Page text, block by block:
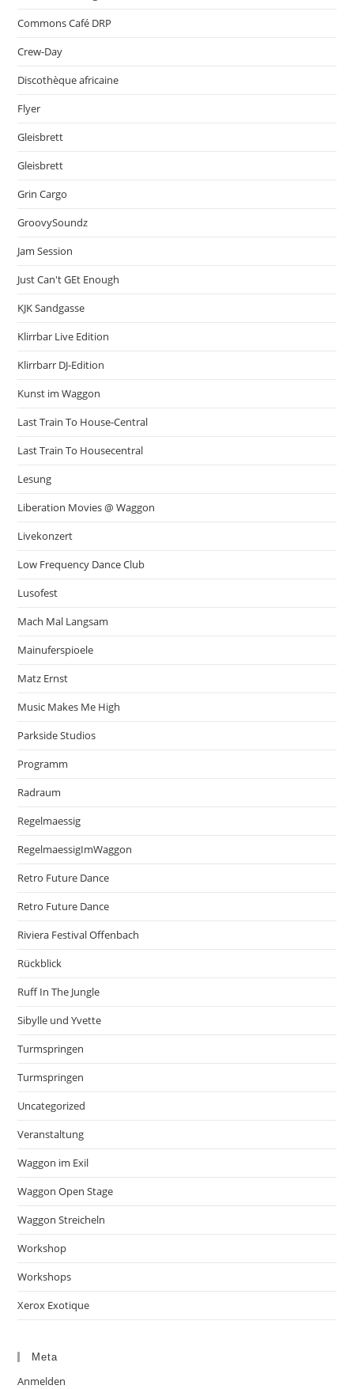
Commons Café DRP
Crew-Day
Discothèque africaine
Flyer
Gleisbrett
Gleisbrett
Grin Cargo
GroovySoundz
Jam Session
Just Can't GEt Enough
KJK Sandgasse
Klirrbar Live Edition
Klirrbarr DJ-Edition
Kunst im Waggon
Last Train To House-Central
Last Train To Housecentral
Lesung
Liberation Movies @ Waggon
Livekonzert
Low Frequency Dance Club
Lusofest
Mach Mal Langsam
Mainuferspioele
Matz Ernst
Music Makes Me High
Parkside Studios
Programm
Radraum
Regelmaessig
RegelmaessigImWaggon
Retro Future Dance
Retro Future Dance
Riviera Festival Offenbach
Rückblick
Ruff In The Jungle
Sibylle und Yvette
Turmspringen
Turmspringen
Uncategorized
Veranstaltung
Waggon im Exil
Waggon Open Stage
Waggon Streicheln
Workshop
Workshops
Xerox Exotique
Meta
Anmelden